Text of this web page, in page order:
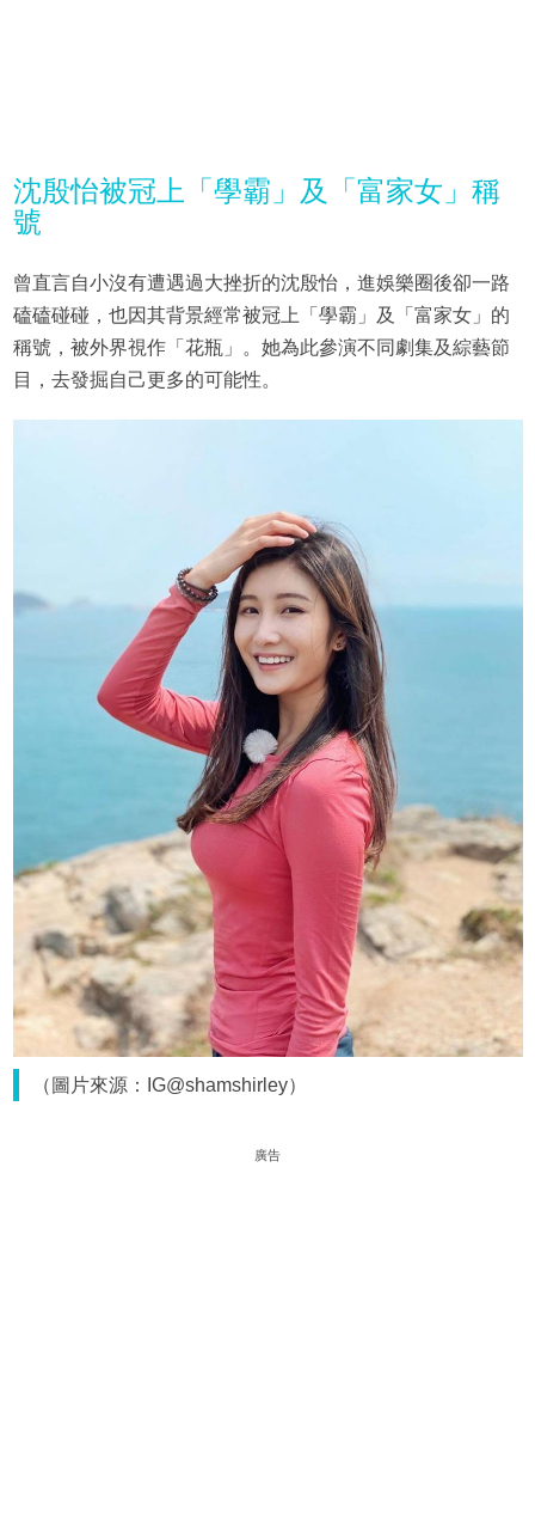
沈殷怡被冠上「學霸」及「富家女」稱
號
曾直言自小沒有遭遇過大挫折的沈殷怡，進娛樂圈後卻一路
磕磕碰碰，也因其背景經常被冠上「學霸」及「富家女」的
稱號，被外界視作「花瓶」。她為此參演不同劇集及綜藝節
目，去發掘自己更多的可能性。
（圖片來源：IG@shamshirley）
廣告